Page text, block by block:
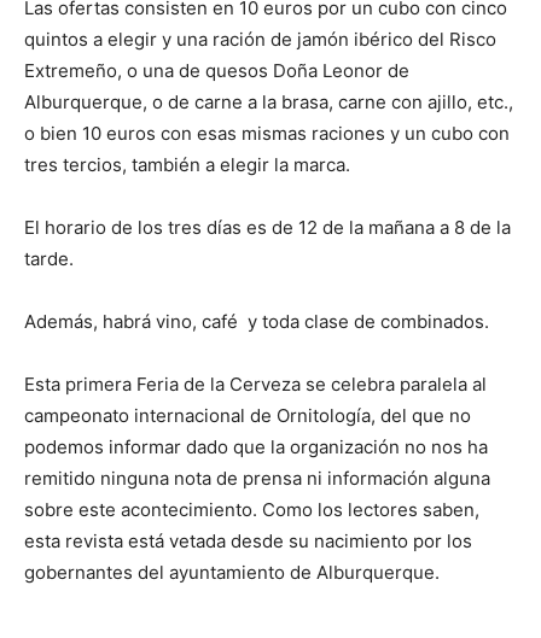
Las ofertas consisten en 10 euros por un cubo con cinco
quintos a elegir y una ración de jamón ibérico del Risco
Extremeño, o una de quesos Doña Leonor de
Alburquerque, o de carne a la brasa, carne con ajillo, etc.,
o bien 10 euros con esas mismas raciones y un cubo con
tres tercios, también a elegir la marca.
El horario de los tres días es de 12 de la mañana a 8 de la
tarde.
Además, habrá vino, café y toda clase de combinados.
Esta primera Feria de la Cerveza se celebra paralela al
campeonato internacional de Ornitología, del que no
podemos informar dado que la organización no nos ha
remitido ninguna nota de prensa ni información alguna
sobre este acontecimiento. Como los lectores saben,
esta revista está vetada desde su nacimiento por los
gobernantes del ayuntamiento de Alburquerque.